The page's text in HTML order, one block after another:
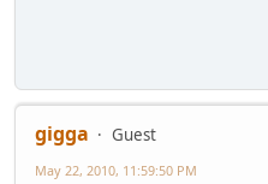
gigga
Guest
May 22, 2010, 11:59:50 PM